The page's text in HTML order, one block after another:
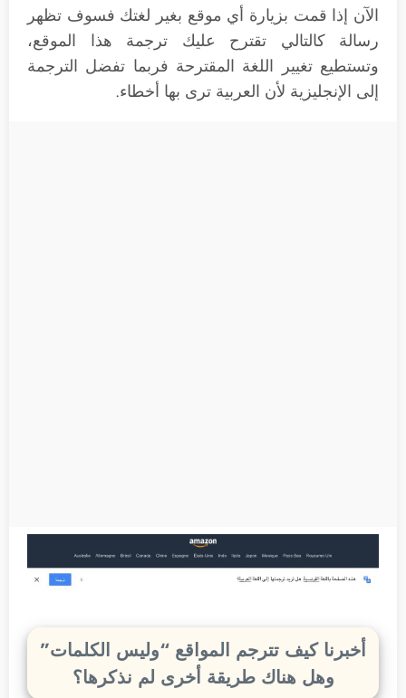
الآن إذا قمت بزيارة أي موقع بغير لغتك فسوف تظهر
رسالة كالتالي تقترح عليك ترجمة هذا الموقع،
وتستطيع تغيير اللغة المقترحة فربما تفضل الترجمة
إلى الإنجليزية لأن العربية ترى بها أخطاء.
أخبرنا كيف تترجم المواقع “وليس الكلمات”
وهل هناك طريقة أخرى لم نذكرها؟